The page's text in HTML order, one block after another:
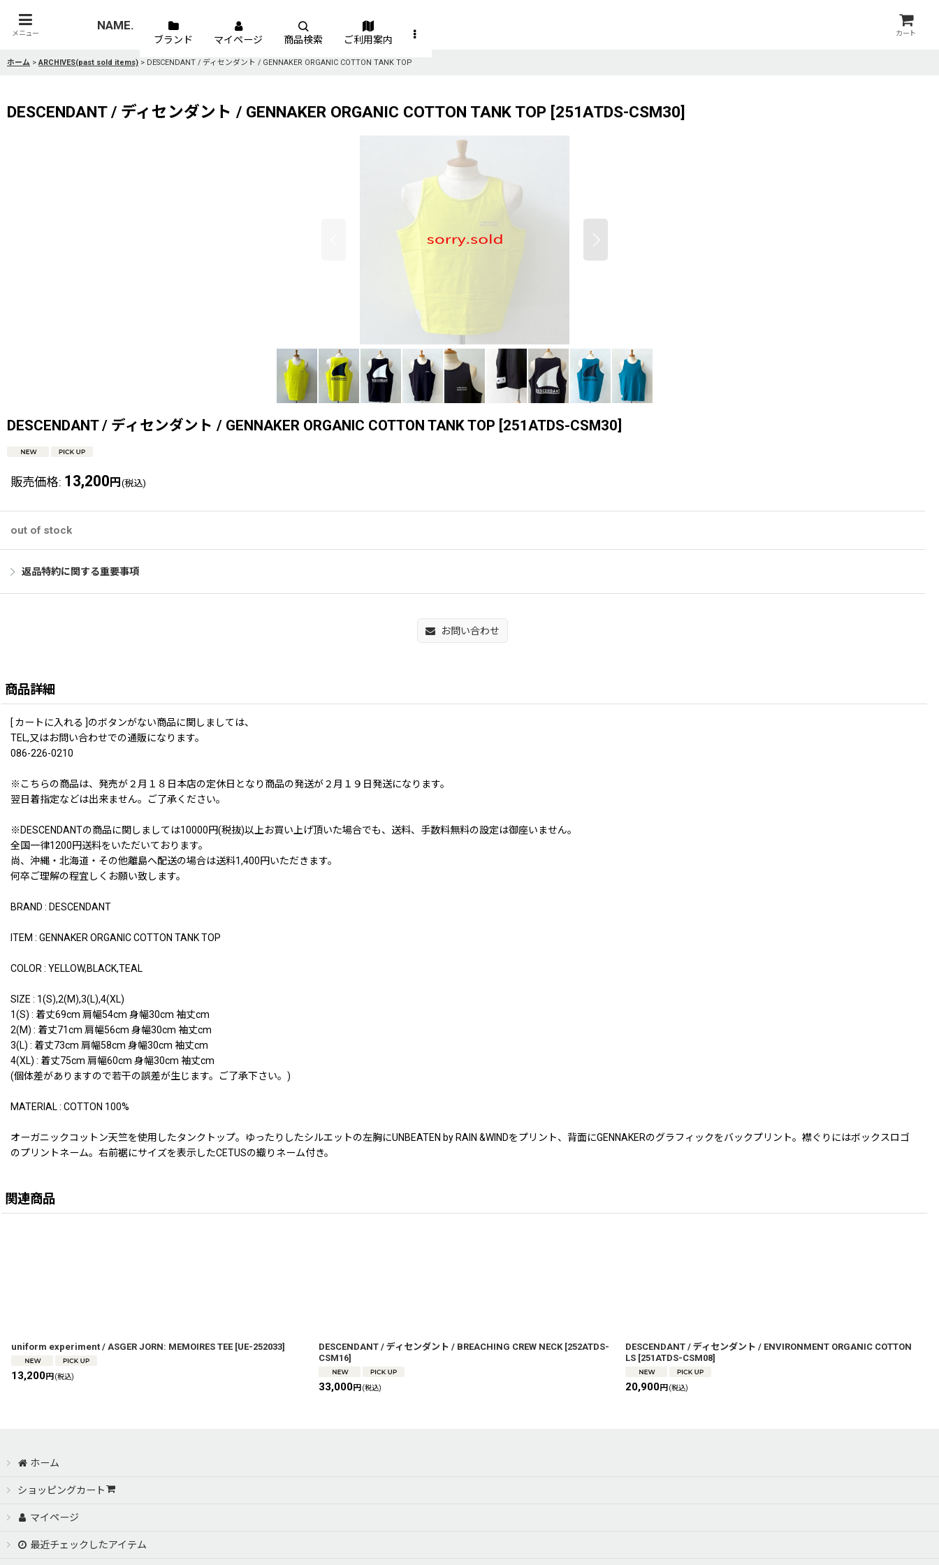
メニュー
NAME.
カート
ブランド マイページ 商品検索 ご利用案内
ホーム > ARCHIVES(past sold items) > DESCENDANT / ディセンダント / GENNAKER ORGANIC COTTON TANK TOP
DESCENDANT / ディセンダント / GENNAKER ORGANIC COTTON TANK TOP [251ATDS-CSM30]
DESCENDANT / ディセンダント / GENNAKER ORGANIC COTTON TANK TOP [251ATDS-CSM30]
販売価格: 13,200 円 (税込)
out of stock
返品特約に関する重要事項
お問い合わせ
商品詳細
[ カートに入れる ]のボタンがない商品に関しましては、
TEL,又はお問い合わせでの通販になります。
086-226-0210
※こちらの商品は、発売が２月１８日本店の定休日となり商品の発送が２月１９日発送になります。
翌日着指定などは出来ません。ご了承ください。
※DESCENDANTの商品に関しましては10000円(税抜)以上お買い上げ頂いた場合でも、送料、手数料無料の設定は御座いません。
全国一律1200円送料をいただいております。
尚、沖縄・北海道・その他離島へ配送の場合は送料1,400円いただきます。
何卒ご理解の程宜しくお願い致します。
BRAND : DESCENDANT
ITEM : GENNAKER ORGANIC COTTON TANK TOP
COLOR : YELLOW,BLACK,TEAL
SIZE : 1(S),2(M),3(L),4(XL)
1(S) : 着丈69cm 肩幅54cm 身幅30cm 袖丈cm
2(M) : 着丈71cm 肩幅56cm 身幅30cm 袖丈cm
3(L) : 着丈73cm 肩幅58cm 身幅30cm 袖丈cm
4(XL) : 着丈75cm 肩幅60cm 身幅30cm 袖丈cm
(個体差がありますので若干の誤差が生じます。ご了承下さい。)
MATERIAL : COTTON 100%
オーガニックコットン天竺を使用したタンクトップ。ゆったりしたシルエットの左胸にUNBEATEN by RAIN &WINDをプリント、背面にGENNAKERのグラフィックをバックプリント。襟ぐりにはボックスロゴ
のプリントネーム。右前裾にサイズを表示したCETUSの織りネーム付き。
関連商品
uniform experiment / ASGER JORN: MEMOIRES TEE [UE-252033]
13,200円(税込)
DESCENDANT / ディセンダント / BREACHING CREW NECK [252ATDS-
CSM16]
33,000円 (税込)
DESCENDANT / ディセンダント / ENVIRONMENT ORGANIC COTTON
LS [251ATDS-CSM08]
20,900円(税込)
ホーム
ショッピングカート
マイページ
最近チェックしたアイテム